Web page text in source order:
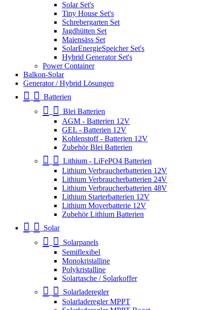
Solar Set's
Tiny House Set's
Schrebergarten Set
Jagdhütten Set
Maiensäss Set
SolarEnergieSpeicher Set's
Hybrid Generator Set's
Power Container
Balkon-Solar
Generator / Hybrid Lösungen
Batterien
Blei Batterien
AGM - Batterien 12V
GEL - Batterien 12V
Kohlenstoff - Batterien 12V
Zubehör Blei Batterien
Lithium - LiFePO4 Batterien
Lithium Verbraucherbatterien 12V
Lithium Verbraucherbatterien 24V
Lithium Verbraucherbatterien 48V
Lithium Starterbatterien 12V
Lithium Moverbatterie 12V
Zubehör Lithium Batterien
Solar
Solarpanels
Semiflexibel
Monokristalline
Polykristalline
Solartasche / Solarkoffer
Solarladeregler
Solarladeregler MPPT